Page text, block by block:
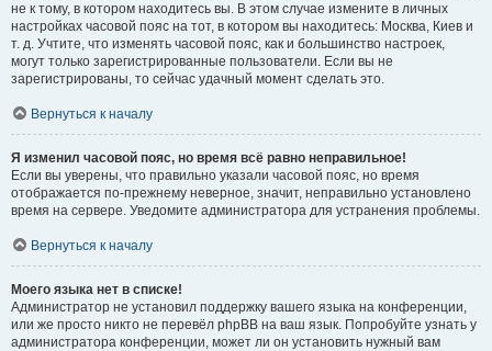
не к тому, в котором находитесь вы. В этом случае измените в личных
настройках часовой пояс на тот, в котором вы находитесь: Москва, Киев и
т. д. Учтите, что изменять часовой пояс, как и большинство настроек,
могут только зарегистрированные пользователи. Если вы не
зарегистрированы, то сейчас удачный момент сделать это.
Вернуться к началу
Я изменил часовой пояс, но время всё равно неправильное!
Если вы уверены, что правильно указали часовой пояс, но время
отображается по-прежнему неверное, значит, неправильно установлено
время на сервере. Уведомите администратора для устранения проблемы.
Вернуться к началу
Моего языка нет в списке!
Администратор не установил поддержку вашего языка на конференции,
или же просто никто не перевёл phpBB на ваш язык. Попробуйте узнать у
администратора конференции, может ли он установить нужный вам